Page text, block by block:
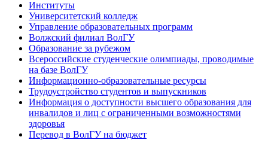
Институты
Университетский колледж
Управление образовательных программ
Волжский филиал ВолГУ
Образование за рубежом
Всероссийские студенческие олимпиады, проводимые
на базе ВолГУ
Информационно-образовательные ресурсы
Трудоустройство студентов и выпускников
Информация о доступности высшего образования для
инвалидов и лиц с ограниченными возможностями
здоровья
Перевод в ВолГУ на бюджет